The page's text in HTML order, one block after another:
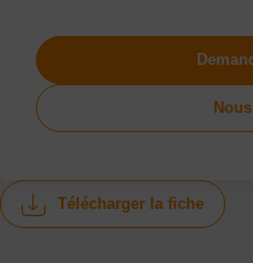
Télécharger la fiche